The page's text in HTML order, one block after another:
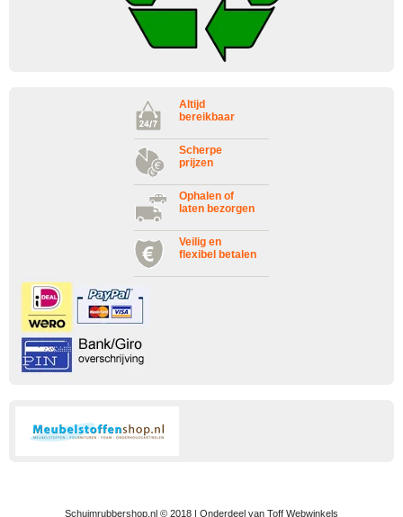
Altijd
bereikbaar
Scherpe
prijzen
Ophalen of
laten bezorgen
Veilig en
flexibel betalen
Schuimrubbershop.nl © 2018 | Onderdeel van Toff Webwinkels